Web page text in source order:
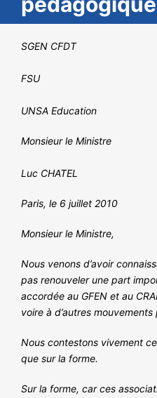
NOS ACTIONS
SGEN CFDT
FSU
UNSA Education
Monsieur le Ministre
Luc CHATEL
Paris, le 6 juillet 2010
Monsieur le Ministre,
Nous venons d’avoir
pas renouveler une part
accordée au GFEN et au
voire à d’autres
Nous contestons vivement
que sur la forme.
Sur la forme, car ces